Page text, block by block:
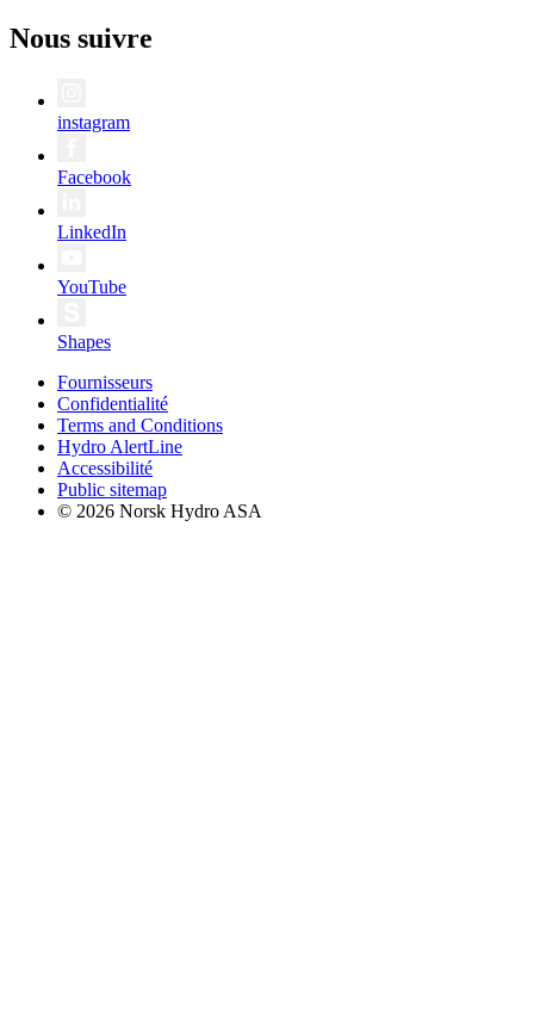
Nous suivre
instagram
Facebook
LinkedIn
YouTube
Shapes
Fournisseurs
Confidentialité
Terms and Conditions
Hydro AlertLine
Accessibilité
Public sitemap
© 2026 Norsk Hydro ASA